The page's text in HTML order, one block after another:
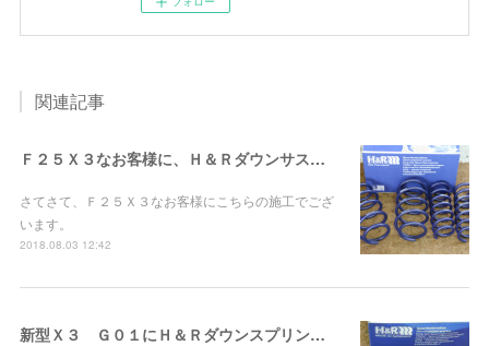
関連記事
Ｆ２５Ｘ３なお客様に、Ｈ＆Ｒダウンサス＆テールレンズスモーク施工！
さてさて、Ｆ２５Ｘ３なお客様にこちらの施工でござ
います。
2018.08.03 12:42
新型Ｘ３ Ｇ０１にＨ＆Ｒダウンスプリングお取り付け！